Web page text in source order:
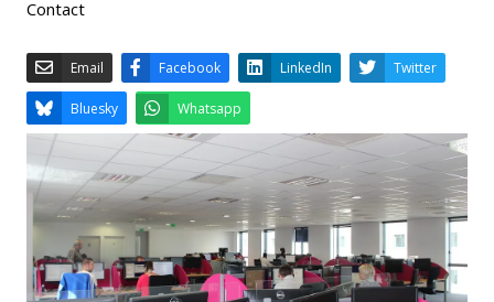
Contact
Email Facebook LinkedIn
Bluesky Whatsapp